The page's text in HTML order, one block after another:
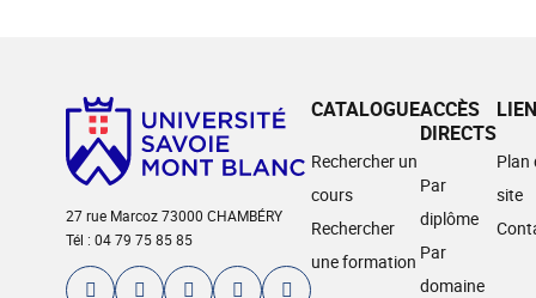
27 rue Marcoz 73000 CHAMBÉRY
Tél : 04 79 75 85 85
CATALOGUE
Rechercher un
cours
Rechercher
une formation
ACCÈS
DIRECTS
Par
diplôme
Par
domaine
Plan
site